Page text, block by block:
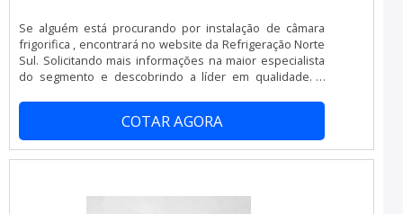
Se alguém está procurando por instalação de câmara
frigorifica , encontrará no website da Refrigeração Norte
Sul. Solicitando mais informações na maior especialista
do segmento e descobrindo a líder em qualidade. É
prestado por empresas especializadas no segmento.
Esse tipo de cuidado ajuda a garantir a qualidade e
assertividade do serviço, além de evitar prejuízos com
imprevistos e execuções mal elaboradas. Assim, é
COTAR AGORA